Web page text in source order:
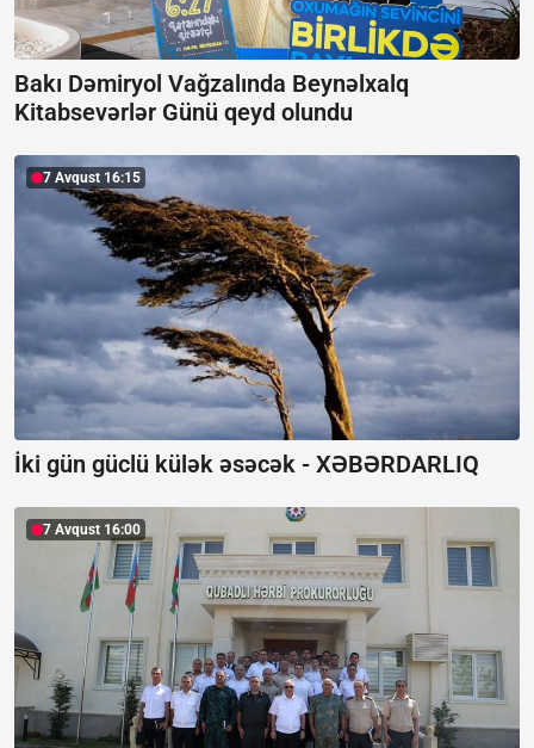
Bakı Dəmiryol Vağzalında Beynəlxalq
Kitabsevərlər Günü qeyd olundu
7 Avqust 16:15
İki gün güclü külək əsəcək - XƏBƏRDARLIQ
7 Avqust 16:00